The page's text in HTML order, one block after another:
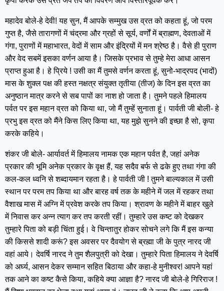
महादेव बोले-हे देवी! यह सुन, मैं आपके सम्मुख उस व्रत को कहता हूं, जो परम
गुप्त है, जैसे तारागणों में चंद्रमा और ग्रहों से सूर्य, वर्णों में ब्राह्मण, देवताओं में
गंगा, पुराणों में महाभारत, वेदों में साम और इंद्रियों में मन श्रेष्ठ है। वैसे ही पुराण
और वेद सबमें इसका वर्णन आया है। जिसके प्रभाव से तुम्हे मेरा आधा आसन
प्राप्त हुआ है। हे प्रिये ! उसी का मैं तुमसे वर्णन करता हूं, सुनो-भाद्रपद (भादों)
मास के शुक्ल पक्ष की हस्त नक्षत्र संयुक्त तृतीया (तीज) के दिन इस व्रत का
अनुष्ठान मात्र करने से सब पापों का नाश हो जाता है। तुमने पहले हिमालय
पर्वत पर इस महान व्रत को किया था, जो मैं तुम्हें सुनाता हूं। पार्वती जी बोली- हे
प्रभु इस व्रत को मैंने किस लिए किया था, यह मुझे सुनने की इच्छा है सो, कृपा
करके कहिये।
शंकर जी बोले- आर्यावर्त में हिमालय नामक एक महान पर्वत है, जहां अनेक
प्रकार की भूमि अनेक प्रकार के वृक्ष हैं, यह सदैव बर्फ से ढके हुए तथा गंगा की
कल-कल ध्वनि से शब्दायमान रहता है। हे पार्वती जी ! तुमने बाल्यकाल में उसी
स्थान पर परम तप किया था और बारह वर्ष तक के महीने में जल में रहकर तथा
वैशाख मास में अग्नि में प्रवेश करके तप किया। श्रावण के महीने में बाहर खुले
में निवास कर अन्न त्याग कर तप करती रहीं। तुम्हारे उस कष्ट को देखकर
तुम्हारे पिता को बड़ी चिंता हुई। वे चिन्तातुर होकर सोचने लगे कि मैं इस कन्या
की किससे शादी करूं? इस अवसर पर दैवयोग से ब्रह्मा जी के पुत्र नारद जी
वहां आये। देवर्षि नारद ने तुम शैलपुत्री को देखा। तुम्हारे पिता हिमालय ने देवर्षि
को अर्घ्य, आसन देकर सम्मान सहित बिठाया और कहा-हे मुनीश्वर! आपने यहां
तक आने का कष्ट कैसे किया, कहिये क्या आज्ञा है? नारद जी बोले-हे गिरिराज !